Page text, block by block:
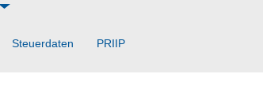
Steuerdaten PRIIP